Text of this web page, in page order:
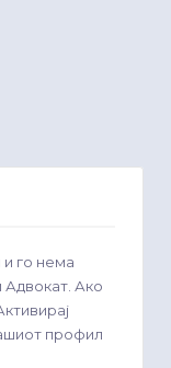
го нема
Адвокат. Ако
профил